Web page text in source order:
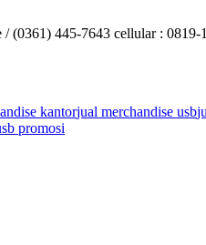
(0361) 445-7643 cellular : 0819-
kantorjual merchandise usb
promosi